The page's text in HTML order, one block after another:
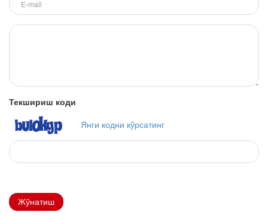
Текшириш коди
Янги кодни кўрсатинг
Жўнатиш